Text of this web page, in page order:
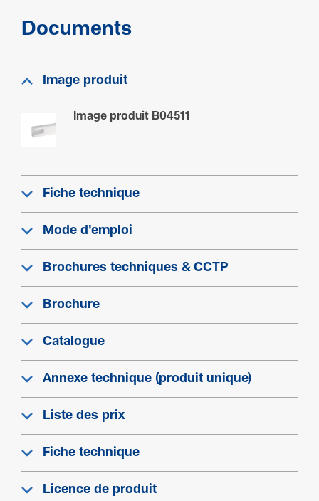
Non traité
Code RAL
Sécu­rité
IK08
Classe de protection (IP)
IP40
Condi­tions d'uti­li­sa­tion
Tempé­ra­ture de service
-5 - 60 °C
Acces­soires d'ali­gne­ment goulotte
Sans éclisses
Agrafe incluse
Documents
Image produit
Image produit B04511
Fiche technique
Mode d'emploi
Brochures techniques & CCTP
Brochure
Catalogue
Annexe technique (produit unique)
Liste des prix
Fiche technique
Licence de produit